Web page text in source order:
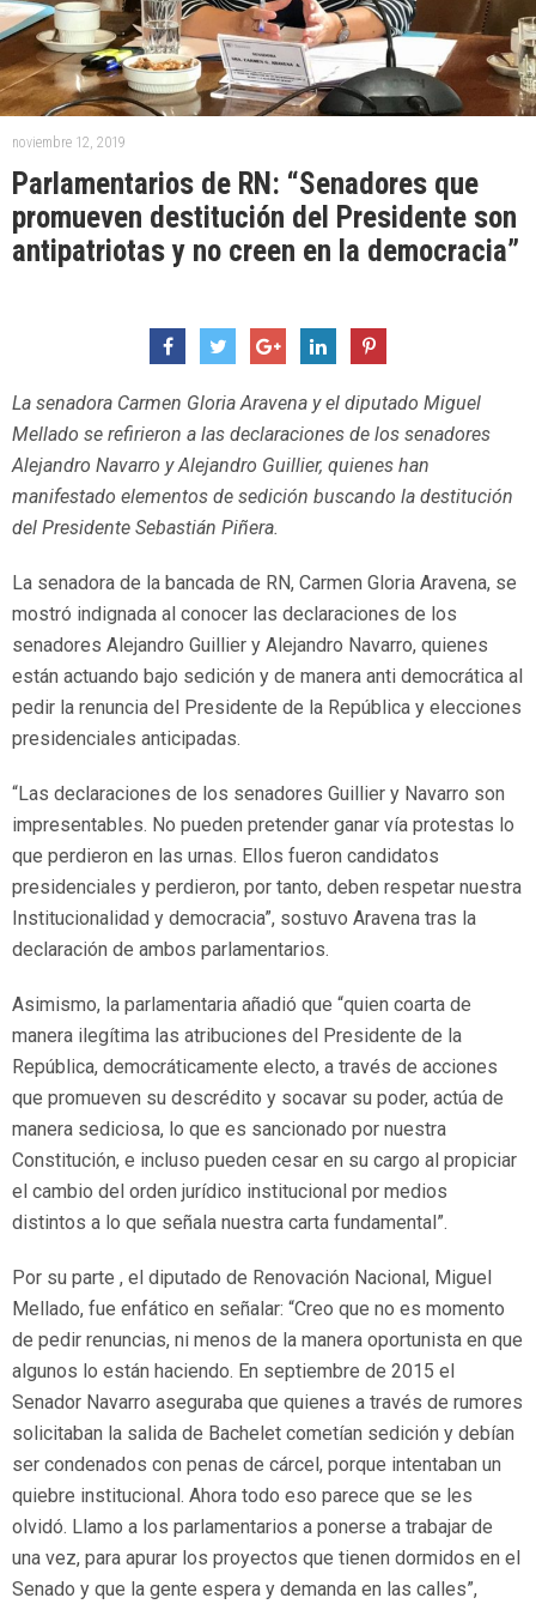
noviembre 12, 2019
Parlamentarios de RN: “Senadores que
promueven destitución del Presidente son
antipatriotas y no creen en la democracia”
La senadora Carmen Gloria Aravena y el diputado Miguel
Mellado se refirieron a las declaraciones de los senadores
Alejandro Navarro y Alejandro Guillier, quienes han
manifestado elementos de sedición buscando la destitución
del Presidente Sebastián Piñera.
La senadora de la bancada de RN, Carmen Gloria Aravena, se
mostró indignada al conocer las declaraciones de los
senadores Alejandro Guillier y Alejandro Navarro, quienes
están actuando bajo sedición y de manera anti democrática al
pedir la renuncia del Presidente de la República y elecciones
presidenciales anticipadas.
“Las declaraciones de los senadores Guillier y Navarro son
impresentables. No pueden pretender ganar vía protestas lo
que perdieron en las urnas. Ellos fueron candidatos
presidenciales y perdieron, por tanto, deben respetar nuestra
Institucionalidad y democracia”, sostuvo Aravena tras la
declaración de ambos parlamentarios.
Asimismo, la parlamentaria añadió que “quien coarta de
manera ilegítima las atribuciones del Presidente de la
República, democráticamente electo, a través de acciones
que promueven su descrédito y socavar su poder, actúa de
manera sediciosa, lo que es sancionado por nuestra
Constitución, e incluso pueden cesar en su cargo al propiciar
el cambio del orden jurídico institucional por medios
distintos a lo que señala nuestra carta fundamental”.
Por su parte , el diputado de Renovación Nacional, Miguel
Mellado, fue enfático en señalar: “Creo que no es momento
de pedir renuncias, ni menos de la manera oportunista en que
algunos lo están haciendo. En septiembre de 2015 el
Senador Navarro aseguraba que quienes a través de rumores
solicitaban la salida de Bachelet cometían sedición y debían
ser condenados con penas de cárcel, porque intentaban un
quiebre institucional. Ahora todo eso parece que se les
olvidó. Llamo a los parlamentarios a ponerse a trabajar de
una vez, para apurar los proyectos que tienen dormidos en el
Senado y que la gente espera y demanda en las calles”,